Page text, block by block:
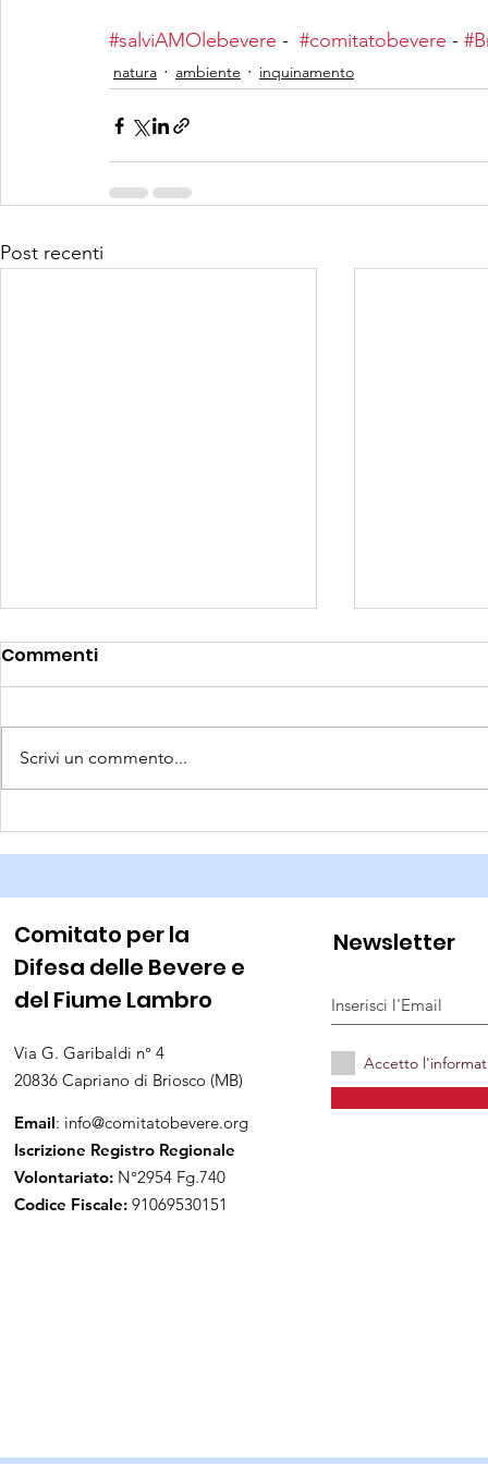
#salviAMOlebevere - #comitatobevere -
natura ambiente inquinamento
Post recenti
Per le vie
2024
Commenti
Scrivi un commento...
Comitato per la
Difesa delle Bevere e
del Fiume Lambro
Via G. Garibaldi n° 4
20836 Capriano di Briosco (MB)
Email: info@comitatobevere.org
Iscrizione Registro Regionale
Volontariato: N°2954 Fg.740
Codice Fiscale: 91069530151
Newsletter
Accetto